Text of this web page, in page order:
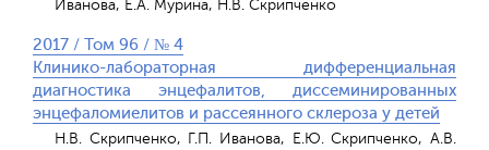
Иванова, Е.А. Мурина, Н.В. Скрипченко
2017 / Том 96 / № 4
Клинико-лабораторная дифференциальная
диагностика энцефалитов, диссеминированных
энцефаломиелитов и рассеянного склероза у детей
Н.В. Скрипченко, Г.П. Иванова, Е.Ю. Скрипченко, А.В.